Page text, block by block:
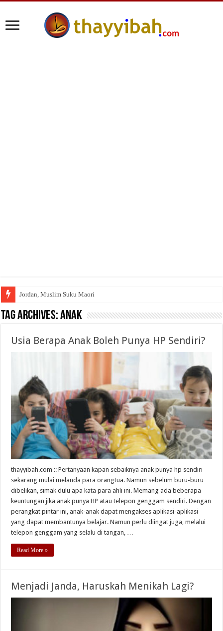
Jordan, Muslim Suku Maori
Tag Archives:anak
Usia Berapa Anak Boleh Punya HP Sendiri?
thayyibah.com :: Pertanyaan kapan sebaiknya anak punya hp sendiri
sekarang mulai melanda para orangtua. Namun sebelum buru-buru
dibelikan, simak dulu apa kata para ahli ini. Memang ada beberapa
keuntungan jika anak punya HP atau telepon genggam sendiri. Dengan
perangkat pintar ini, anak-anak dapat mengakses aplikasi-aplikasi
yang dapat membantunya belajar. Namun perlu diingat juga, melalui
telepon genggam yang selalu di tangan, …
Read More »
Menjadi Janda, Haruskah Menikah Lagi?